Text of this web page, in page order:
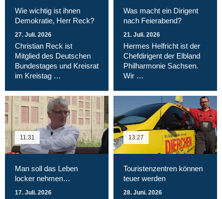
Wie wichtig ist ihnen
Demokratie, Herr Reck?
27. Juli. 2026
Christian Reck ist
Mitglied des Deutschen
Bundestages und Kreisrat
im Kreistag …
Was macht ein Dirigent
nach Feierabend?
21. Juli. 2026
Hermes Helfricht ist der
Chefdirigent der Elbland
Philharmonie Sachsen.
Wir …
11:31
Man soll das Leben
locker nehmen…
17. Juli. 2026
13:27
Touristenzentren können
teuer werden
28. Juni. 2026